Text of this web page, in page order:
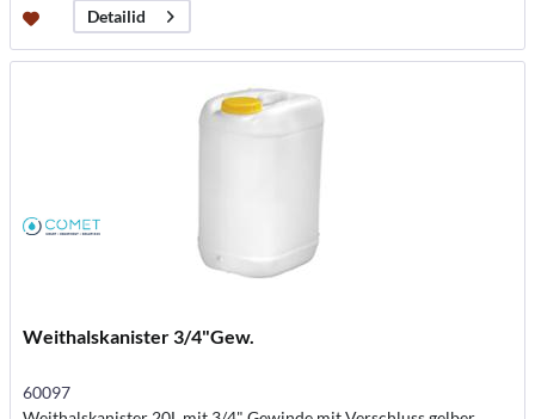
Detailid
Weithalskanister 3/4"Gew.
60097